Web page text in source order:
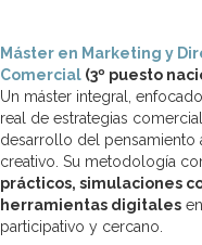
Máster en Marketing y
Comercial (3º puesto
Un máster integral,
real de estrategias
desarrollo del pensamiento
creativo. Su metodología
prácticos, simulaciones
herramientas digitales
participativo y cercano.